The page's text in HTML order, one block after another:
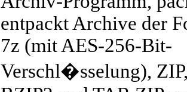
entpackt Archive der
7z (mit AES-256-Bit-
Verschl�sselung),